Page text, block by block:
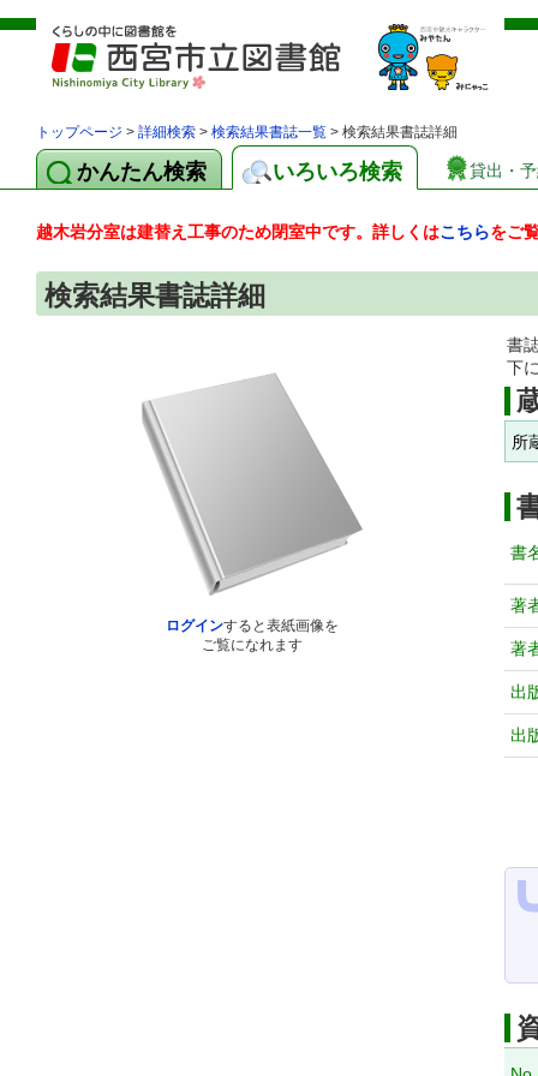
トップページ > 詳細検索 > 検索結果書誌一覧 > 検索結果書誌詳細
かんたん検索 いろいろ検索 貸出・
越木岩分室は建替え工事のため閉室中です。詳しくはこちらをご
検索結果書誌詳細
ログインすると表紙画像を
ご覧になれます
書
下
所
書
著
著
出
出